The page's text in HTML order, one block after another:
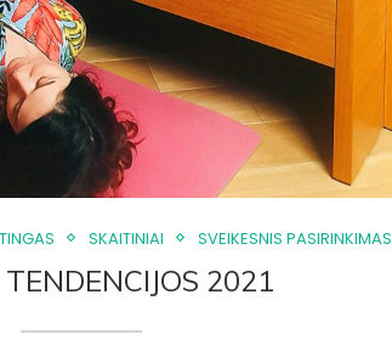
SKAITINIAI SVEIKESNIS PASIRINKIMAS
2021